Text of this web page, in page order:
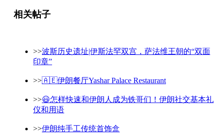
相关帖子
>>波斯历史遗址|伊斯法罕双宫，萨法维王朝的“双面
印章”
>>🇦🇪伊朗餐厅Yashar Palace Restaurant
>>😃怎样快速和伊朗人成为铁哥们！伊朗社交基本礼
仪和用语
>>伊朗纯手工传统首饰盒